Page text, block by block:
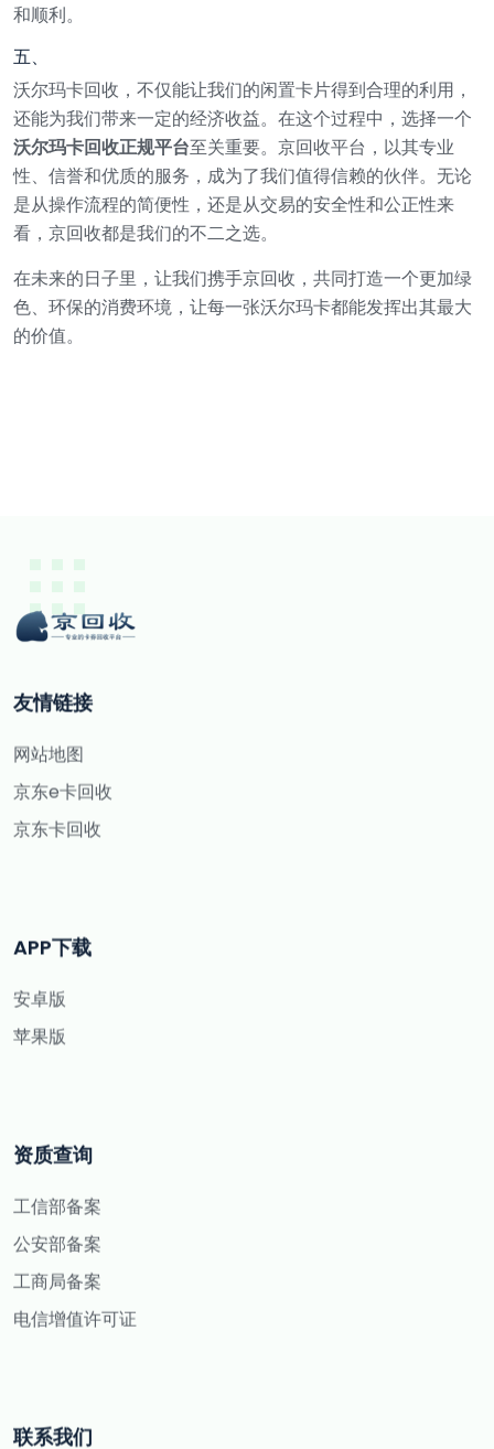
和顺利。
五、
沃尔玛卡回收，不仅能让我们的闲置卡片得到合理的利用，
还能为我们带来一定的经济收益。在这个过程中，选择一个
沃尔玛卡回收正规平台至关重要。京回收平台，以其专业
性、信誉和优质的服务，成为了我们值得信赖的伙伴。无论
是从操作流程的简便性，还是从交易的安全性和公正性来
看，京回收都是我们的不二之选。
在未来的日子里，让我们携手京回收，共同打造一个更加绿
色、环保的消费环境，让每一张沃尔玛卡都能发挥出其最大
的价值。
友情链接
网站地图
京东e卡回收
京东卡回收
APP下载
安卓版
苹果版
资质查询
工信部备案
公安部备案
工商局备案
电信增值许可证
联系我们